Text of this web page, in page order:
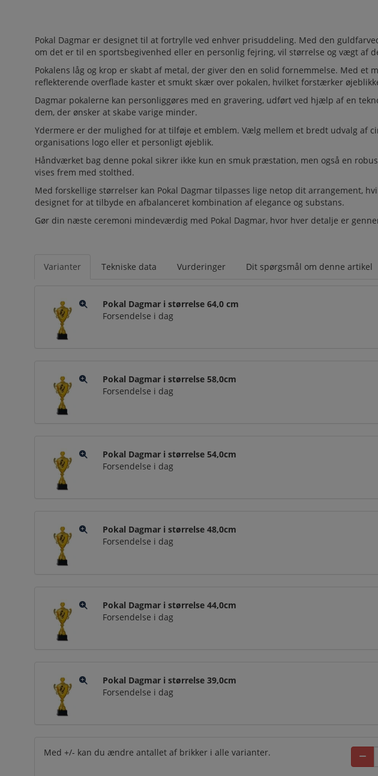
Pokal Dagmar er designet til at fortrylle ved enhver prisuddeling. Med den
om det er til en sportsbegivenhed eller en personlig fejring, vil størrelse og vægt af
Pokalens låg og krop er skabt af metal, der giver den en solid fornemmelse. Med
reflekterende overflade kaster et smukt skær over pokalen, hvilket forstærker
Dagmar pokalerne kan personliggøres med en gravering, udført ved hjælp af en
dem, der ønsker at skabe varige minder.
Ydermere er der mulighed for at tilføje et emblem. Vælg mellem et bredt udvalg af
organisations logo eller et personligt øjeblik.
Håndværket bag denne pokal sikrer ikke kun en smuk præstation, men også en
vises frem med stolthed.
Med forskellige størrelser kan Pokal Dagmar tilpasses lige netop dit arrangement,
designet for at tilbyde en afbalanceret kombination af elegance og substans.
Gør din næste ceremoni mindeværdig med Pokal Dagmar, hvor hver detalje er
Varianter Tekniske data Vurderinger Dit spørgsmål om denne artikel
Pokal Dagmar i størrelse 64,0 cm
Forsendelse i dag
Pokal Dagmar i størrelse 58,0cm
Forsendelse i dag
Pokal Dagmar i størrelse 54,0cm
Forsendelse i dag
Pokal Dagmar i størrelse 48,0cm
Forsendelse i dag
Pokal Dagmar i størrelse 44,0cm
Forsendelse i dag
Pokal Dagmar i størrelse 39,0cm
Forsendelse i dag
Med +/- kan du ændre antallet af brikker i alle varianter.